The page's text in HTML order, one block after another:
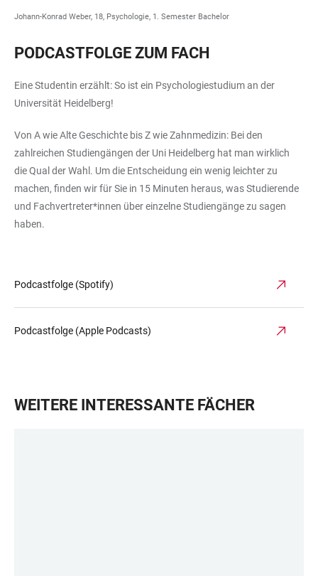
Johann-Konrad Weber, 18, Psychologie, 1. Semester Bachelor
PODCASTFOLGE ZUM FACH
Eine Studentin erzählt: So ist ein Psychologiestudium an der
Universität Heidelberg!
Von A wie Alte Geschichte bis Z wie Zahnmedizin: Bei den
zahlreichen Studiengängen der Uni Heidelberg hat man wirklich
die Qual der Wahl. Um die Entscheidung ein wenig leichter zu
machen, finden wir für Sie in 15 Minuten heraus, was Studierende
und Fachvertreter*innen über einzelne Studiengänge zu sagen
haben.
Podcastfolge (Spotify)
Podcastfolge (Apple Podcasts)
WEITERE INTERESSANTE FÄCHER